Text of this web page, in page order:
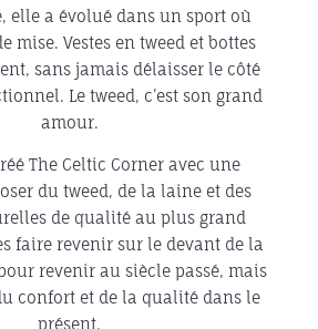
elle a évolué dans un sport où
mise. Vestes en tweed et bottes
sans jamais délaisser le côté
Le tweed, c’est son grand
amour.
The Celtic Corner avec une
du tweed, de la laine et des
de qualité au plus grand
faire revenir sur le devant de la
revenir au siècle passé, mais
confort et de la qualité dans le
présent.